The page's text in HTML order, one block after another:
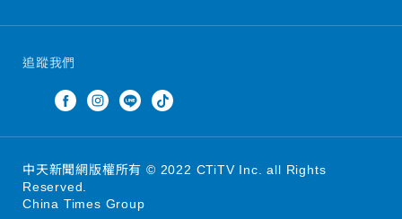
追蹤我們
中天新聞網版權所有 © 2022 CTiTV Inc. all Rights
Reserved.
China Times Group